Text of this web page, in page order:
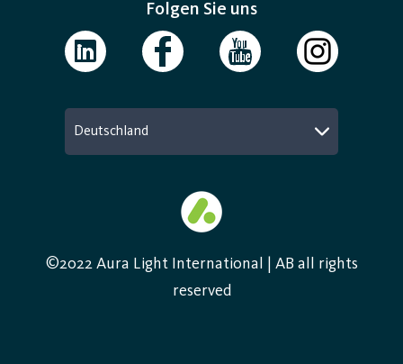
Folgen Sie uns
Deutschland
©2022 Aura Light International | AB all rights
reserved